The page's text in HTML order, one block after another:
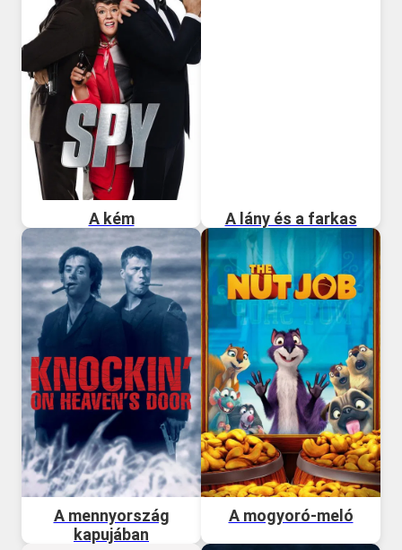
A kém A lány és a farkas
A mennyország
kapujában
A mogyoró-meló